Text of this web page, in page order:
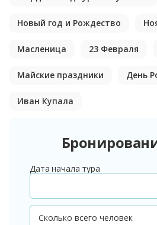
Новый год и Рождество
Масленица 23 Февраля
Майские праздники День
Иван Купала
Дата начала тура